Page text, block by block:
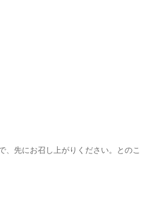
、先にお召し上がりください。とのこ